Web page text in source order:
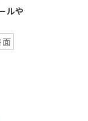
ルや
面